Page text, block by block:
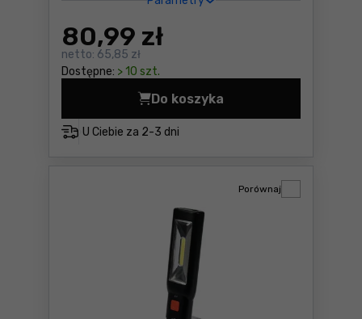
80,99 zł
netto: 65,85 zł
Dostępne: > 10 szt.
U Ciebie za 2-3 dni
Do koszyka
Lampa warsztatowa Yato
Porównaj